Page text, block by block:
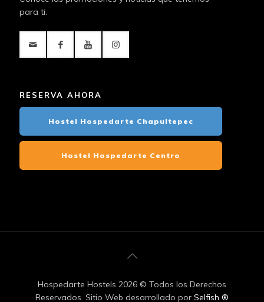
para ti.
RESERVA AHORA
Hostel Hospedarte Chapultepec
Hostel Hospedarte Centro
Hospedarte Hostels 2026 © Todos los Derechos
Reservados. Sitio Web desarrollado por Selfish ®